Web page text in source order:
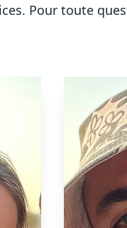
. Pour toute